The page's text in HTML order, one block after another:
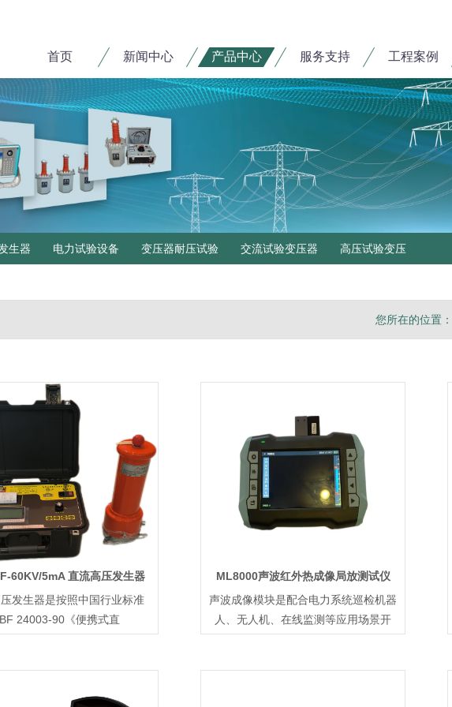
首页 新闻中心 产品中心 服务支持 工程案例
生器 电力试验设备 变压器耐压试验 交流试验变压器 高压试验变压
您所在的位置：
60KV/5mA 直流高压发生器
发生器是按照中国行业标准
24003-90《便携式直
ML8000声波红外热成像局放测试仪
声波成像模块是配合电力系统巡检机器
人、无人机、在线监测等应用场景开